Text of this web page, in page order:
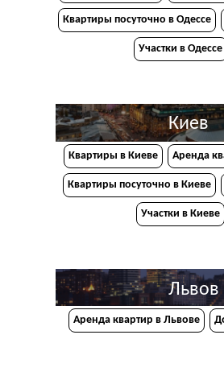
Квартиры посуточно в Одессе
Участки в Одессе
Киев
Квартиры в Киеве Аренда
Квартиры посуточно в Киеве
Участки в Киеве
Львов
Аренда квартир в Львове